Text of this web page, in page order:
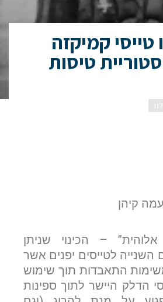
קמיקזה
טיסות
קיהן
– הכינוי שניתן
לטייסים יפנים אשר
התאבדות תוך שימוש
הדלק היישר לתוך ספינות